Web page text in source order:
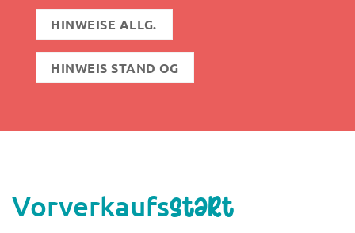
HINWEISE ALLG.
HINWEIS STAND OG
Vorverkaufsstart